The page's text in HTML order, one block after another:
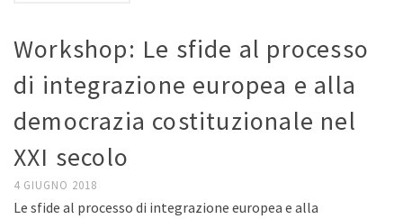
Workshop: Le sfide al processo
di integrazione europea e alla
democrazia costituzionale nel
XXI secolo
4 GIUGNO 2018
Le sfide al processo di integrazione europea e alla